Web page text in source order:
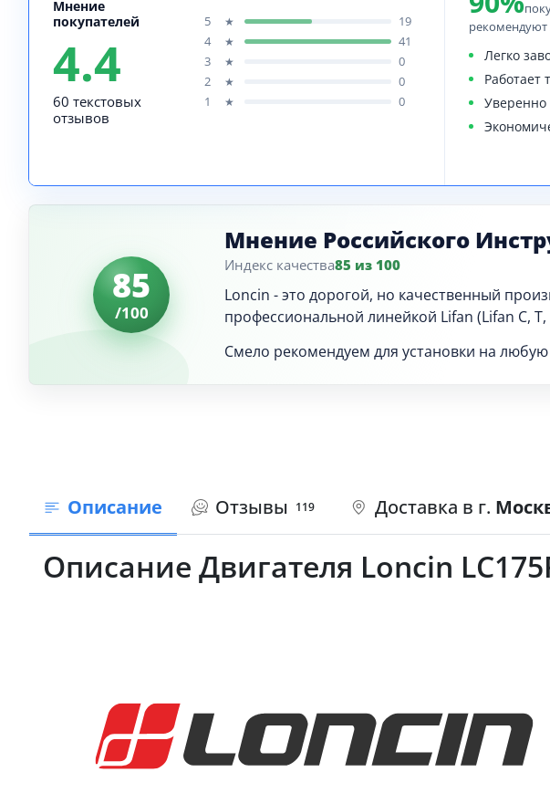
Мнение
покупателей
4.4
60 текстовых
отзывов
5 ★
19
4
★
41
3
★
0
2
★
0
1
★ 0
рекомендуют
Легко
Работает
Уверенно
85
/100
Мнение Российского
Индекс качества85 из 100
Loncin - это дорогой, но качественный
профессиональной линейкой Lifan (Lifan C, T,
Смело рекомендуем для установки на любую
Описание Отзывы 119 Доставка в г.
Описание Двигателя Loncin